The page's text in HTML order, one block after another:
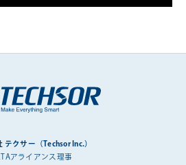
テクサー（Techsor Inc.）
アライアンス理事